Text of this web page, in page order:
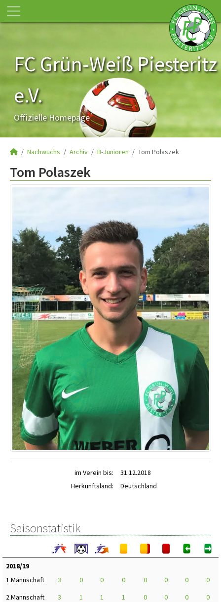
FC Grün-Weiß Piesteritz
e.V.
Offizielle Homepage
Nachwuchs Archiv B-Junioren Tom Polaszek
Tom Polaszek
im Verein bis:
31.12.2018
Herkunftsland:
Deutschland
Saisonstatistik
2018/19
1.Mannschaft
3 0 0 0 0 0 0
0
2.Mannschaft
3 1 1 1 0 0 0
0